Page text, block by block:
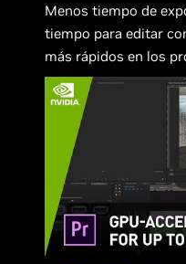
Menos tiempo de
tiempo para editar
más rápidos en los